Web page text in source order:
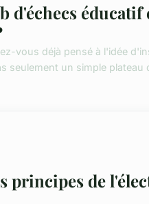
d'échecs
vous déjà pensé à l'idée
seulement un simple plateau
principes de